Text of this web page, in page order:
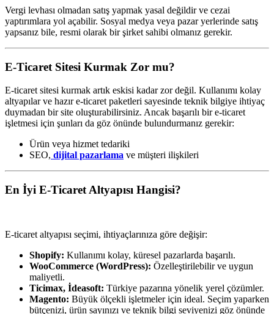
Vergi levhası olmadan satış yapmak yasal değildir ve cezai
yaptırımlara yol açabilir. Sosyal medya veya pazar yerlerinde satış
yapsanız bile, resmi olarak bir şirket sahibi olmanız gerekir.
E-Ticaret Sitesi Kurmak Zor mu?
E-ticaret sitesi kurmak artık eskisi kadar zor değil. Kullanımı kolay
altyapılar ve hazır e-ticaret paketleri sayesinde teknik bilgiye ihtiyaç
duymadan bir site oluşturabilirsiniz. Ancak başarılı bir e-ticaret
işletmesi için şunları da göz önünde bulundurmanız gerekir:
Ürün veya hizmet tedariki
SEO, dijital pazarlama ve müşteri ilişkileri
En İyi E-Ticaret Altyapısı Hangisi?
E-ticaret altyapısı seçimi, ihtiyaçlarınıza göre değişir:
Shopify: Kullanımı kolay, küresel pazarlarda başarılı.
WooCommerce (WordPress): Özelleştirilebilir ve uygun
maliyetli.
Ticimax, İdeasoft: Türkiye pazarına yönelik yerel çözümler.
Magento: Büyük ölçekli işletmeler için ideal. Seçim yaparken
bütçenizi, ürün sayınızı ve teknik bilgi seviyenizi göz önünde